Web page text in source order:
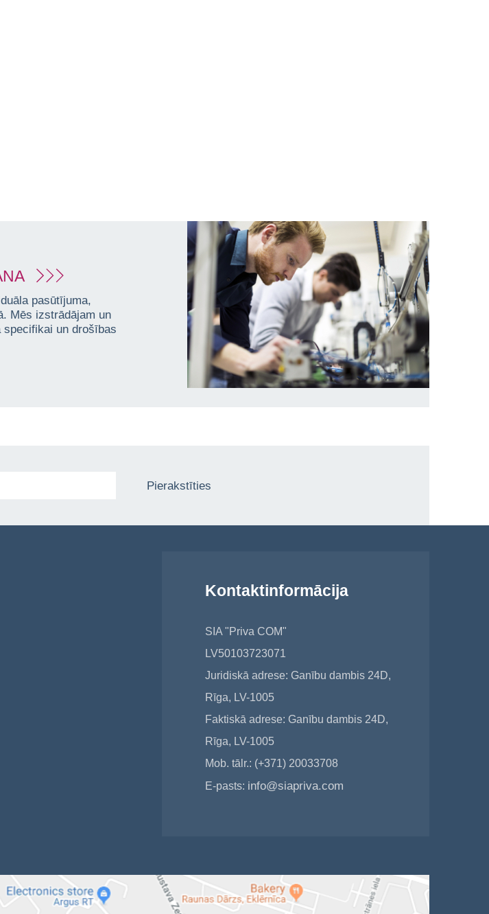
pasūtījuma,
Mēs izstrādājam un
specifikai un drošības
Pierakstīties
Kontaktinformācija
SIA "Priva COM"
LV50103723071
Juridiskā adrese: Ganību dambis 24D,
Rīga, LV-1005
Faktiskā adrese: Ganību dambis 24D,
Rīga, LV-1005
Mob. tālr.: (+371) 20033708
E-pasts: info@siapriva.com